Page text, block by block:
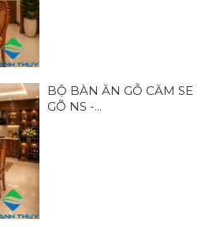
BỘ BÀN ĂN GỖ CĂM SE
GÕ NS -...